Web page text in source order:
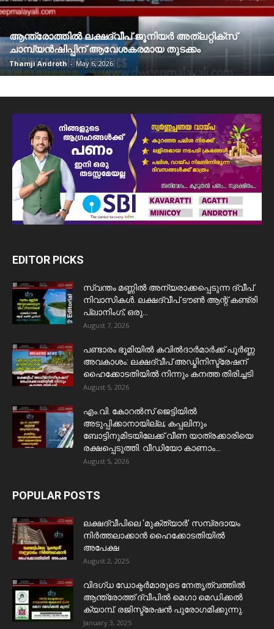
ആന്ത്രോത്തിൽ ലക്ഷദ്വീപ് ജൂനിയർ അത്‌ലറ്റിക്സ്
ചാമ്പ്യൻഷിപ്പിന് ആവേശകരമായ തുടക്കം
Thamji Androth - May 6, 2026
EDITOR PICKS
സ്വന്തം മണ്ണിൽ അന്യരാക്കപ്പെടുന്ന ദ്വീപ്
നിവാസികൾ. ലക്ഷദ്വീപ് ടൗൺ ആന്റ് കണ്ട്രി
പ്ലാനിംഗ്; ഒരു...
August 7, 2026
പണ്ടാരം ഭൂമിയിൽ കവിൽദാർമാർക്ക് പൂർണ്ണ
അവകാശം: ലക്ഷദ്വീപ് അഡ്മിനിസ്ട്രേഷന്
ഹൈക്കോടതിയിൽ നിന്നും കനത്ത തിരിച്ചടി
August 5, 2026
​എം.വി. കോറൽസ് ജെട്ടിയിൽ
അടുപ്പിക്കാനായില്ല; കപ്പലിനും
ബോട്ടിനുമിടയിലേക്ക് വീണ യാത്രക്കാരിയെ
രക്ഷപ്പെടുത്തി. വീഡിയോ കാണാം...
August 5, 2026
POPULAR POSTS
ലക്ഷദ്വീപിലെ ‘മുക്ത്യാർ’ സമ്പ്രദായം
നിർത്തലാക്കാൻ ഹൈക്കോടതിയിൽ
അപേക്ഷ
August 2, 2025
വിദഗ്ധ ഡോക്ടർമാരുടെ നേതൃത്വത്തിൽ
ആന്ത്രോത്ത് ദ്വീപിൽ മെഗാ മെഡിക്കൽ
ക്യാമ്പ്. രജിസ്ട്രേഷൻ പുരോഗമിക്കുന്നു.
January 3, 2025